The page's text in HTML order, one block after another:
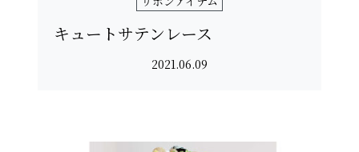
キュートサテンレース
2021.06.09